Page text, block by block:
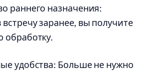
раннего назначения:
заранее, вы получите
обработку.
удобства: Больше не нужно